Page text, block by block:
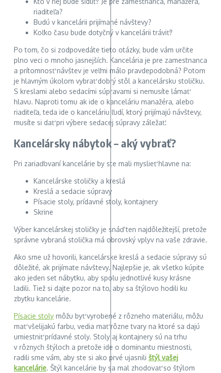
riaditeľa?
Budú v kancelárii prijímané návštevy?
Koľko času bude dotyčný v kancelárii tráviť?
Po tom, čo si zodpovedáte tieto otázky, bude vám určite
plno veci o mnoho jasnejších. Kancelária je pre zamestnanca
a prítomnosť návštev je veľmi málo pravdepodobná? Potom
je hlavným úkolom vybrať dobrý stôl a kancelársku stoličku.
S kreslami alebo sedacími súpravami si nemusíte lámať
hlavu. Naproti tomu ak ide o kanceláriu manažéra, alebo
riaditeľa, teda ide o kanceláriu ľudí, ktorý prijímajú návštevy,
musíte si dať pri výbere sedacej súpravy záležať.
Kancelársky nábytok – aký vybrať?
Pri zariaďovaní kancelárie by ste mali myslieť hlavne na:
Kancelárske stoličky a kreslá
Kreslá a sedacie súpravy
Písacie stoly, prídavné stoly, kontajnery
Skrine
Výber kancelárskej stoličky je snáď ten najdôležitejší, pretože
správne vybraná stolička má obrovský vplyv na vaše zdravie.
Ako sme už hovorili, kancelárske kreslá a sedacie súpravy sú
dôležité, ak prijímate návštevy. Najlepšie je, ak všetko kúpite
ako jeden set nábytku, aby spolu jednotlivé kusy krásne
ladili. Tiež si dajte pozor na to, aby sa štýlovo hodili ku
zbytku kancelárie.
Písacie stoly môžu byť vyrobené z rôzneho materiálu, môžu
mať všelijakú farbu, vedia mať rôzne tvary na ktoré sa dajú
umiestniť prídavné stoly. Stoly aj kontajnery sú na trhu
v rôznych štýloch a pretože ide o dominantu miestnosti,
radili sme vám, aby ste si ako prvé ujasnili štýl vašej
kancelárie. Štýl kancelárie by sa mal zhodovať so štýlom